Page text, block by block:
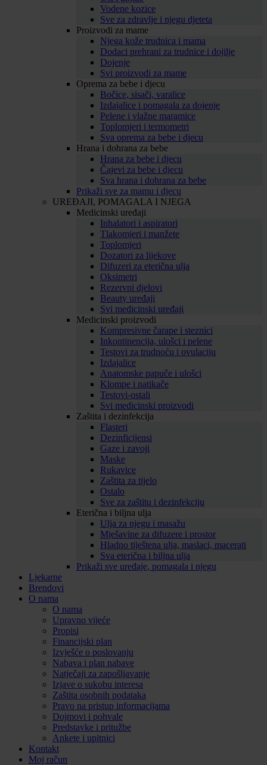
Vodene kozice
Sve za zdravlje i njegu djeteta
Proizvodi za mame
Njega kože trudnica i mama
Dodaci prehrani za trudnice i dojilje
Dojenje
Svi proizvodi za mame
Oprema za bebe i djecu
Bočice, sisači, varalice
Izdajalice i pomagala za dojenje
Pelene i vlažne maramice
Toplomjeri i termometri
Sva oprema za bebe i djecu
Hrana i dohrana za bebe
Hrana za bebe i djecu
Čajevi za bebe i djecu
Sva hrana i dohrana za bebe
Prikaži sve za mamu i djecu
UREĐAJI, POMAGALA I NJEGA
Medicinski uređaji
Inhalatori i aspiratori
Tlakomjeri i manžete
Toplomjeri
Dozatori za lijekove
Difuzeri za eterična ulja
Oksimetri
Rezervni djelovi
Beauty uređaji
Svi medicinski uređaji
Medicinski proizvodi
Kompresivne čarape i steznici
Inkontinencija, ulošci i pelene
Testovi za trudnoću i ovulaciju
Izdajalice
Anatomske papuče i ulošci
Klompe i natikače
Testovi-ostali
Svi medicinski proizvodi
Zaštita i dezinfekcija
Flasteri
Dezinficijensi
Gaze i zavoji
Maske
Rukavice
Zaštita za tijelo
Ostalo
Sve za zaštitu i dezinfekciju
Eterična i biljna ulja
Ulja za njegu i masažu
Mješavine za difuzere i prostor
Hladno tiještena ulja, maslaci, macerati
Sva eterična i biljna ulja
Prikaži sve uređaje, pomagala i njegu
Ljekarne
Brendovi
O nama
O nama
Upravno vijeće
Propisi
Financijski plan
Izvješće o poslovanju
Nabava i plan nabave
Natječaji za zapošljavanje
Izjave o sukobu interesa
Zaštita osobnih podataka
Pravo na pristup informacijama
Dojmovi i pohvale
Predstavke i pritužbe
Ankete i upitnici
Kontakt
Moj račun